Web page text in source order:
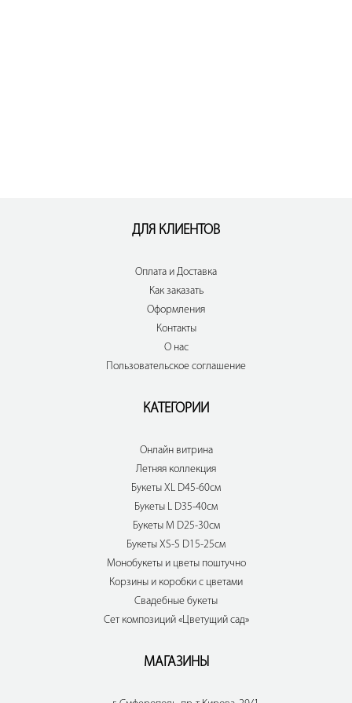
ДЛЯ КЛИЕНТОВ
Оплата и Доставка
Как заказать
Оформления
Контакты
О нас
Пользовательское соглашение
КАТЕГОРИИ
Онлайн витрина
Летняя коллекция
Букеты XL D45-60см
Букеты L D35-40см
Букеты M D25-30см
Букеты XS-S D15-25см
Монобукеты и цветы поштучно
Корзины и коробки с цветами
Свадебные букеты
Сет композиций «Цветущий сад»
МАГАЗИНЫ